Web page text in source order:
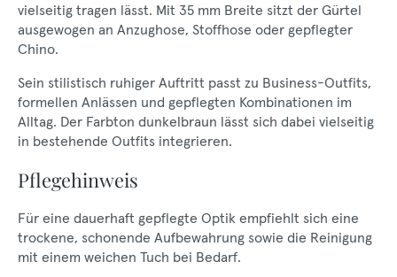
vielseitig tragen lässt. Mit 35 mm Breite sitzt der Gürtel
ausgewogen an Anzughose, Stoffhose oder gepflegter
Chino.
Sein stilistisch ruhiger Auftritt passt zu Business-Outfits,
formellen Anlässen und gepflegten Kombinationen im
Alltag. Der Farbton dunkelbraun lässt sich dabei vielseitig
in bestehende Outfits integrieren.
Pflegehinweis
Für eine dauerhaft gepflegte Optik empfiehlt sich eine
trockene, schonende Aufbewahrung sowie die Reinigung
mit einem weichen Tuch bei Bedarf.